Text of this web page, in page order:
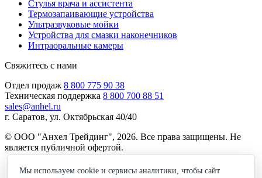
Стулья врача и ассистента
Термозапаивающие устройства
Ультразвуковые мойки
Устройства для смазки наконечников
Интраоральные камеры
Свяжитесь с нами
Отдел продаж 8 800 775 90 38
Техническая поддержка 8 800 700 88 51
sales@anhel.ru
г. Саратов, ул. Октябрьская 40/40
© ООО "Анхел Трейдинг", 2026. Все права защищены. Не
является публичной офертой.
Политика обработки персональных данных
Мы используем cookie и сервисы аналитики, чтобы сайт